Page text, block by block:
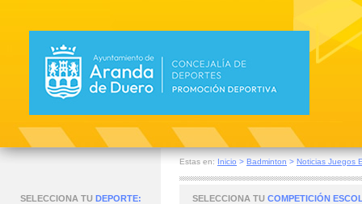
Estas en: Inicio > Badminton > Noticias Juegos
SELECCIONA TU DEPORTE: SELECCIONA TU COMPETICIÓN